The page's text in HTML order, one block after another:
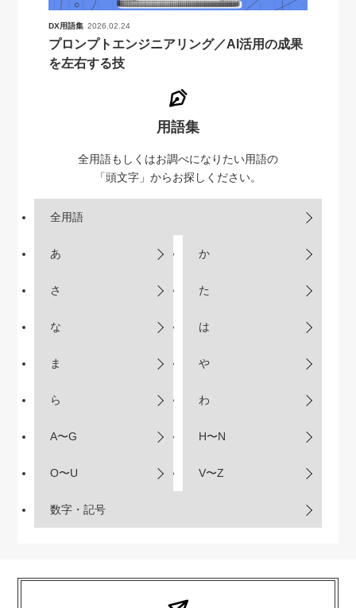
DX用語集 2026.02.24
プロンプトエンジニアリング／AI活用の成果
を左右する技
用語集
全用語もしくはお調べになりたい用語の
「頭文字」からお探しください。
全用語
あ か
さ た
な は
ま や
ら わ
A〜G H〜N
O〜U V〜Z
数字・記号